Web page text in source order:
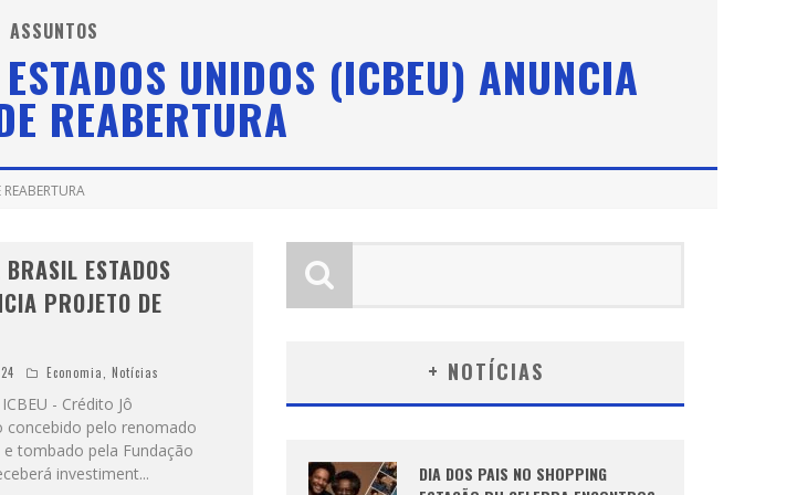
C
Ê TÁ DOIDO FESTIVAL JÁ TEM MAIS DE 80% DOS INGRESSOS VENDIDOS PARA EDIÇÃO DE BH
D
IA DOS PAIS NO SHOPPING ESTAÇÃO BH CELEBRA ENCONTROS E PRESENTEIA CLIENTES COM EXPERIÊNCIAS E BRINDES
ASSUNTOS
UNIDOS (ICBEU) ANUNCIA
REABERTURA
ESTADOS
PROJETO DE
Economia Notícias
- Crédito Jô
concebido pelo renomado
tombado pela Fundação
investiment...
+ NOTÍCIAS
DIA DOS PAIS NO SHOPPING